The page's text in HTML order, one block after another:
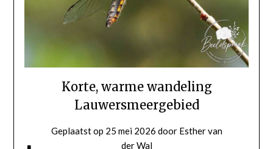
Korte, warme wandeling
Lauwersmeergebied
Geplaatst op 25 mei 2026 door Esther van
der Wal